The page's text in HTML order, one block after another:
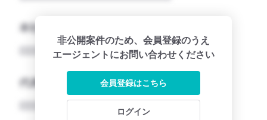
本社所在地名
代表者
非公開案件のため、会員登録のうえ
エージェントにお問い合わせください
会員登録はこちら
ログイン